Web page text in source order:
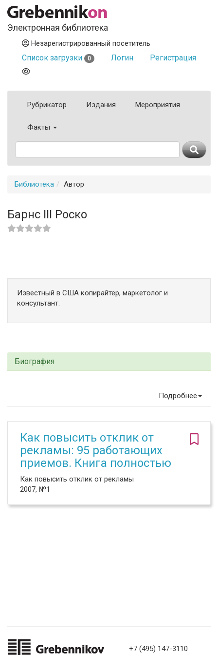
Электронная библиотека
Незарегистрированный посетитель
Список загрузки 0 Логин Регистрация
Рубрикатор Издания Мероприятия
Факты
Библиотека Автор
Барнс III Роско
Известный в США копирайтер, маркетолог и
консультант.
Биография
Подробнее
Как повысить отклик от
рекламы: 95 работающих
приемов. Книга полностью
Как повысить отклик от рекламы
2007, №1
+7 (495) 147-3110